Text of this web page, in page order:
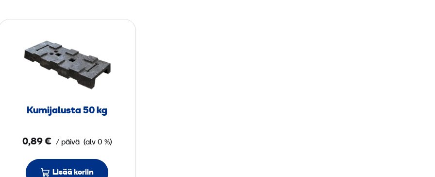
m
i
j
t
5
Kumijalusta 50 kg
0,89 € / päivä (alv 0 %)
Lisää koriin